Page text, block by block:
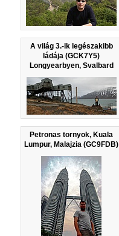
A világ 3.-ik legészakibb
ládája (GCK7Y5)
Longyearbyen, Svalbard
Petronas tornyok, Kuala
Lumpur, Malajzia (GC9FDB)